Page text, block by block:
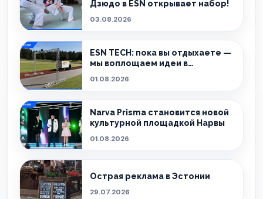
Дзюдо в ESN открывает набор!
03.08.2026
ESN TECH: пока вы отдыхаете —
мы воплощаем идеи в
01.08.2026
Narva Prisma становится новой
культурной площадкой Нарвы
01.08.2026
Острая реклама в Эстонии
29.07.2026